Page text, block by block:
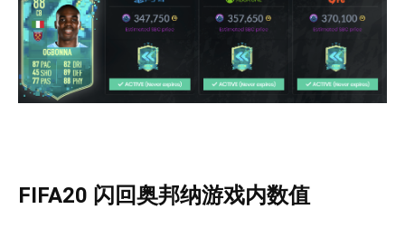
FIFA20 闪回奥邦纳游戏内数值